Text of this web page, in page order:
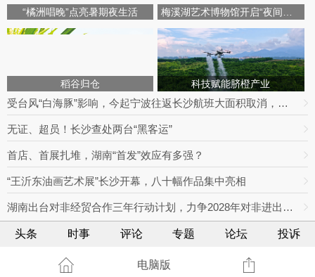
“橘洲唱晚”点亮暑期夜生活
稻谷归仓 科技赋能脐橙产业
受台风“白海豚”影响，今起宁波往返长沙航班大面积取消，明日19趟次全部停飞｜出行早知道
无证、超员！长沙查处两台“黑客运”
首店、首展扎堆，湖南“首发”效应有多强？
“王沂东油画艺术展”长沙开幕，八十幅作品集中亮相
湖南出台对非经贸合作三年行动计划，力争2028年对非进出口额达800亿元
头条 时事 评论 专题 论坛 投诉
电脑版